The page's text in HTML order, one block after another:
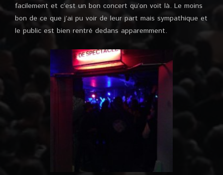
facilement et c’est un bon concert qu’on voit là. Le moins
bon de ce que j’ai pu voir de leur part mais sympathique et
le public est bien rentré dedans apparemment.